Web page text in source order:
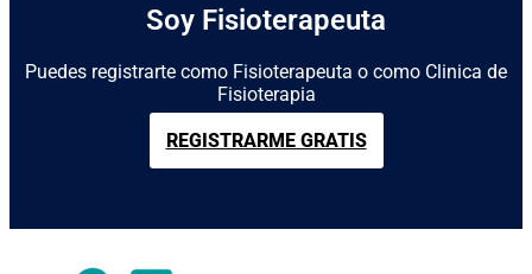
Soy Fisioterapeuta
Puedes registrarte como Fisioterapeuta o como Clinica de
Fisioterapia
REGISTRARME GRATIS